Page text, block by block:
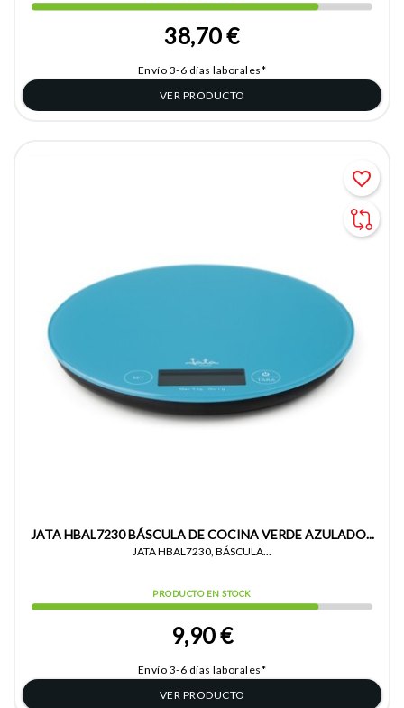
38,70 €
Envío 3-6 días laborales*
VER PRODUCTO
JATA HBAL7230 BÁSCULA DE COCINA VERDE AZULADO...
JATA HBAL7230, BÁSCULA...
PRODUCTO EN STOCK
9,90 €
Envío 3-6 días laborales*
VER PRODUCTO
favorite_border